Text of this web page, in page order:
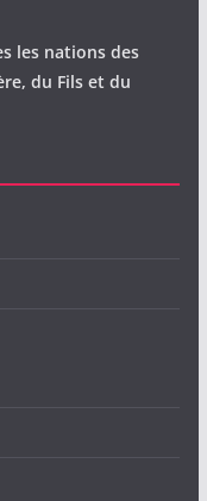
les nations des
du Fils et du